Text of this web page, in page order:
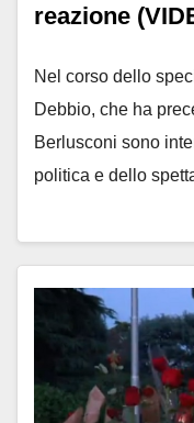
reazione
Nel corso dello
Debbio, che ha
Berlusconi sono
politica e dello